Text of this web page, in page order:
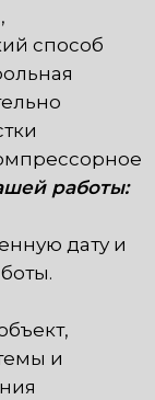
способ
работы:
дату и
и